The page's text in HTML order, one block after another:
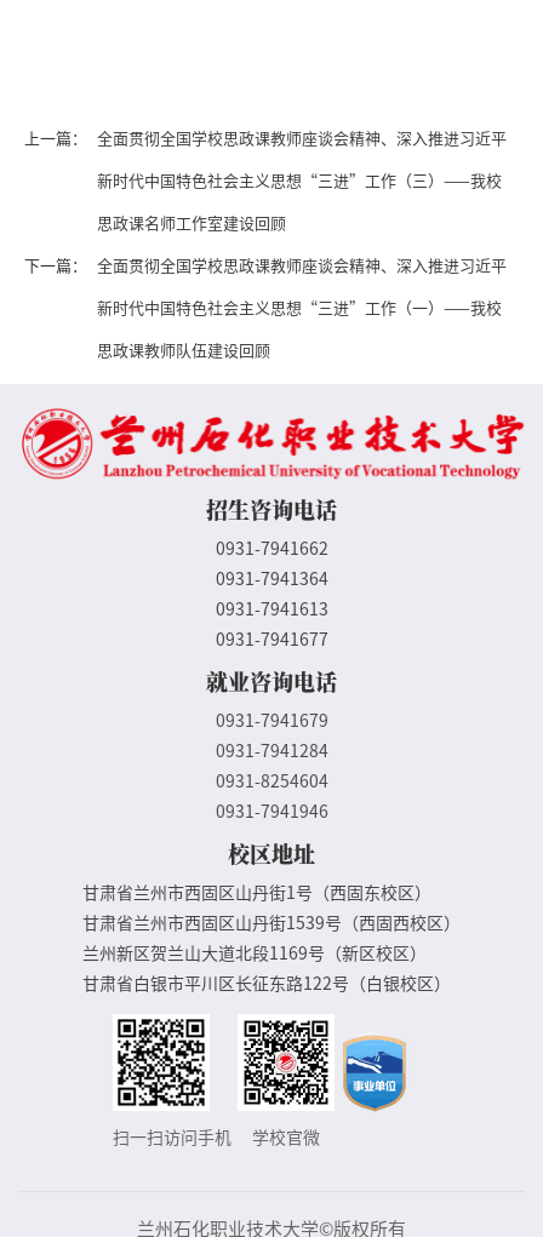
上一篇： 全面贯彻全国学校思政课教师座谈会精神、深入推进习近平
新时代中国特色社会主义思想“三进”工作（三）——我校
思政课名师工作室建设回顾
下一篇： 全面贯彻全国学校思政课教师座谈会精神、深入推进习近平
新时代中国特色社会主义思想“三进”工作（一）——我校
思政课教师队伍建设回顾
招生咨询电话
0931-7941662
0931-7941364
0931-7941613
0931-7941677
就业咨询电话
0931-7941679
0931-7941284
0931-8254604
0931-7941946
校区地址
甘肃省兰州市西固区山丹街1号（西固东校区）
甘肃省兰州市西固区山丹街1539号（西固西校区）
兰州新区贺兰山大道北段1169号（新区校区）
甘肃省白银市平川区长征东路122号（白银校区）
扫一扫访问手机 学校官微
兰州石化职业技术大学©版权所有